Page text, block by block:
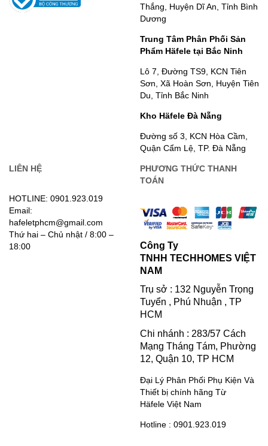
Thắng, Huyện Dĩ An, Tỉnh Bình
Dương
Trung Tâm Phân Phối Sản
Phẩm Häfele tại Bắc Ninh
Lô 7, Đường TS9, KCN Tiên
Sơn, Xã Hoàn Sơn, Huyện Tiên
Du, Tỉnh Bắc Ninh
Kho Häfele Đà Nẵng
Đường số 3, KCN Hòa Cầm,
Quận Cẩm Lệ, TP. Đà Nẵng
LIÊN HỆ
HOTLINE: 0901.923.019
Email:
hafeletphcm@gmail.com
Thứ hai – Chủ nhật / 8:00 –
18:00
PHƯƠNG THỨC THANH
TOÁN
Công Ty
TNHH TECHHOMES VIỆT
NAM
Trụ sở : 132 Nguyễn Trọng
Tuyển , Phú Nhuận , TP
HCM
Chi nhánh : 283/57 Cách
Mạng Tháng Tám, Phường
12, Quận 10, TP HCM
Đại Lý Phân Phối Phụ Kiện Và
Thiết bị chính hãng Từ
Häfele Việt Nam
Hotline : 0901.923.019